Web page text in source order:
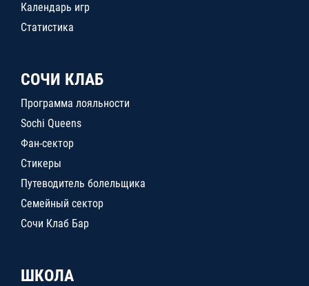
Календарь игр
Статистика
СОЧИ КЛАБ
Программа лояльности
Sochi Queens
Фан-сектор
Стикеры
Путеводитель болельщика
Семейный сектор
Сочи Клаб Бар
ШКОЛА